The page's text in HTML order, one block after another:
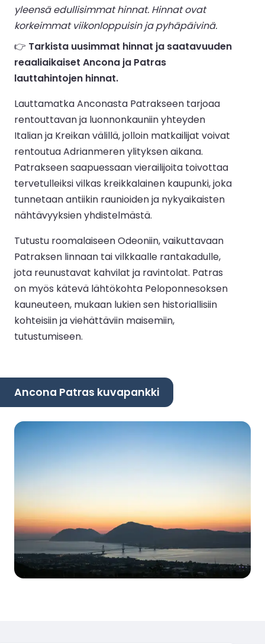
yleensä edullisimmat hinnat. Hinnat ovat
korkeimmat viikonloppuisin ja pyhäpäivinä.
👉 Tarkista uusimmat hinnat ja saatavuuden
reaaliaikaiset Ancona ja Patras
lauttahintojen hinnat.
Lauttamatka Anconasta Patrakseen tarjoaa
rentouttavan ja luonnonkauniin yhteyden
Italian ja Kreikan välillä, jolloin matkailijat voivat
rentoutua Adrianmeren ylityksen aikana.
Patrakseen saapuessaan vierailijoita toivottaa
tervetulleiksi vilkas kreikkalainen kaupunki, joka
tunnetaan antiikin raunioiden ja nykyaikaisten
nähtävyyksien yhdistelmästä.
Tutustu roomalaiseen Odeoniin, vaikuttavaan
Patraksen linnaan tai vilkkaalle rantakadulle,
jota reunustavat kahvilat ja ravintolat. Patras
on myös kätevä lähtökohta Peloponnesoksen
kauneuteen, mukaan lukien sen historiallisiin
kohteisiin ja viehättäviin maisemiin,
tutustumiseen.
Ancona Patras kuvapankki